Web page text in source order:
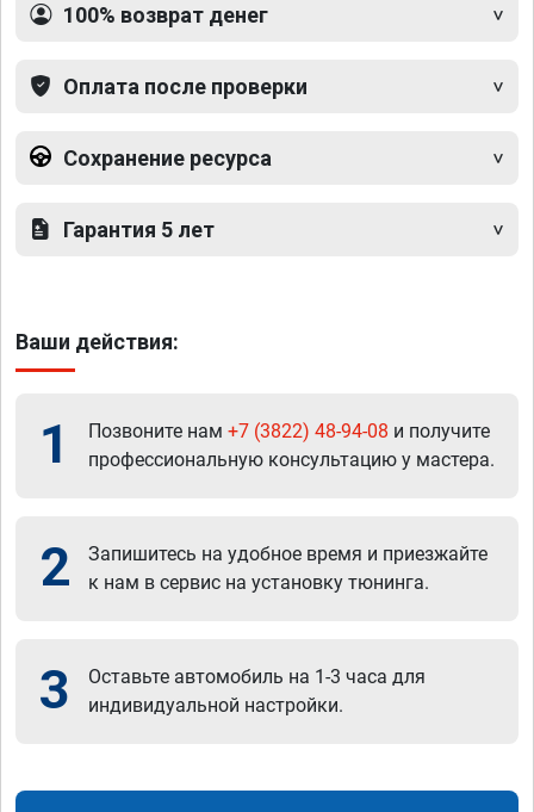
100% возврат денег
Оплата после проверки
Сохранение ресурса
Гарантия 5 лет
Ваши действия:
1 Позвоните нам +7 (3822) 48-94-08 и получите
профессиональную консультацию у мастера.
2
Запишитесь на удобное время и приезжайте
к нам в сервис на установку тюнинга.
3
Оставьте автомобиль на 1-3 часа для
индивидуальной настройки.